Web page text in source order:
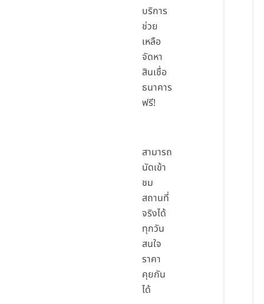
บริการ
ช่วย
เหลือ
จัดหา
สินเชื่อ
ธนาคาร
ฟรี!
สามารถ
นัดเข้า
ชม
สถานที่
จริงได้
ทุกวัน
สนใจ
ราคา
คุยกัน
ได้